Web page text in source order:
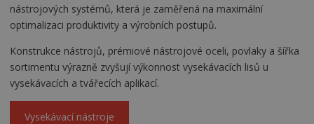
nástrojových systémů, která je zaměřená na maximální
optimalizaci produktivity a výrobních postupů.
Konstrukce nástrojů, prémiové nástrojové oceli, povlaky a šířka
sortimentu výrazně zvyšují výkonnost vysekávacích lisů u
vysekávacích a tvářecích aplikací.
Vysekávací nástroje